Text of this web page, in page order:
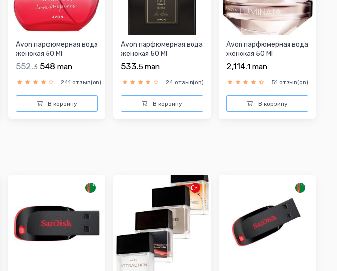
Avon парфюмерная вода
женская 50 Ml
552.3 548 man
241 отзыв(ов)
В корзину
Avon парфюмерная вода
женская 50 Ml
533.5 man
24 отзыв(ов)
В корзину
Avon парфюмерная вода
женская 50 Ml
2,114.1 man
51 отзыв(ов)
В корзину